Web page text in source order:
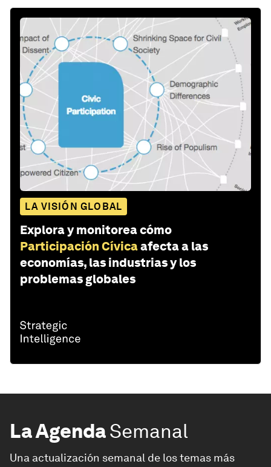
LA VISIÓN GLOBAL
Explora y monitorea cómo
Participación Cívicaafecta a las
economías, las industrias y los
problemas globales
La AgendaSemanal
Una actualización semanal de los temas más